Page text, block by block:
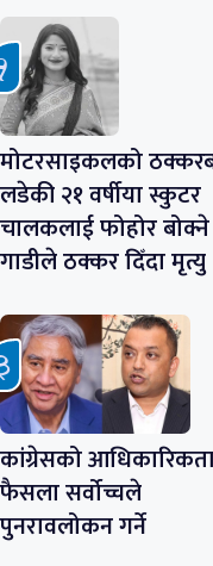
मोटरसाइकलको
लडेकी २१ वर्षीया स्कुटर
चालकलाई फोहोर बोक्ने
गाडीले ठक्कर दिँदा मृत्यु
कांग्रेसको
फैसला सर्वोच्चले
पुनरावलोकन गर्ने